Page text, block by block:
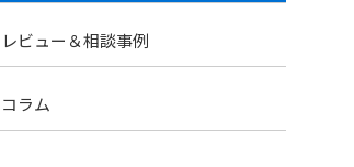
レビュー＆相談事例
コラム